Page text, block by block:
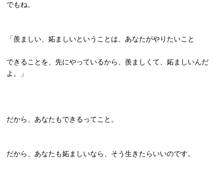
でもね。
「羨ましい、妬ましいということは、あなたがやりたいこと
できることを、先にやっているから、羨ましくて、妬ましいんだ
よ。」
だから、あなたもできるってこと。
だから、あなたも妬ましいなら、そう生きたらいいのです。